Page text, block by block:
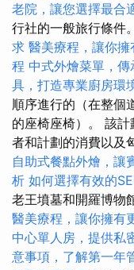
老院，讓您選擇最合
行社的一般旅行條件。
求 醫美療程，讓你
程 中式外燴菜單，
具，打造專業廚房環
順序進行的（在整個
的座椅座椅）。 該
者和計劃的消費以及
自助式餐點外燴，讓
析 如何選擇有效的
老王墳墓和開羅博物
醫美療程，讓你擁有
中心單人房，提供私
意事項，了解第一年